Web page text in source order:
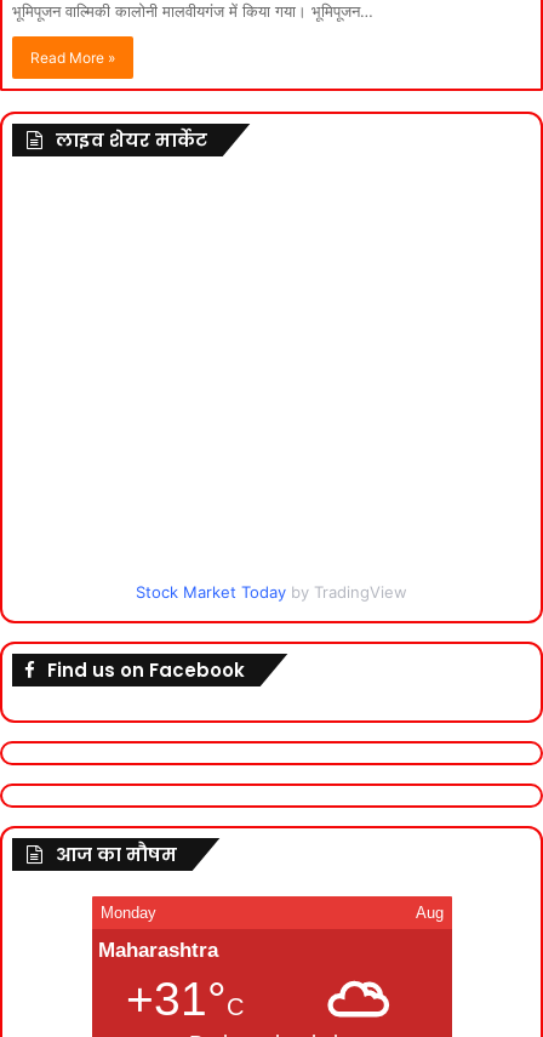
भूमिपूजन वाल्मिकी कालोनी मालवीयगंज में किया गया। भूमिपूजन…
Read More »
लाइव शेयर मार्केट
Stock Market Today by TradingView
Find us on Facebook
आज का मौषम
Monday Aug
Maharashtra
+31°C